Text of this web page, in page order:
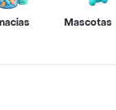
Mascotas